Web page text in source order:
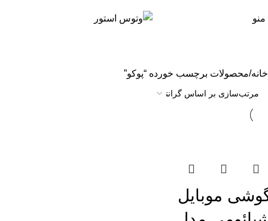
منو
خانه محصولات برچسب خورده “پوکو”
موبایل